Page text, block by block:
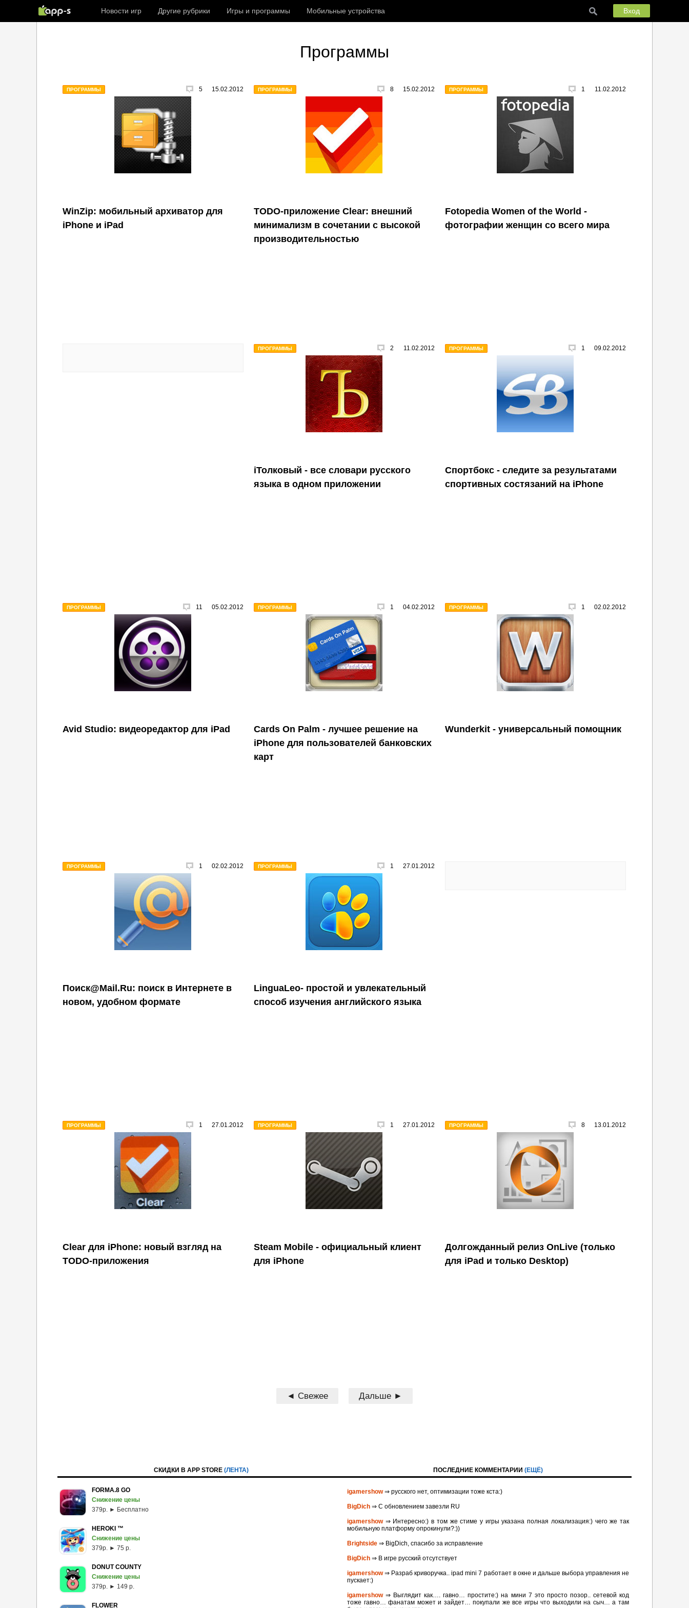
Новости игр Другие рубрики Игры и программы Мобильные устройства Вход
Программы
ПРОГРАММЫ 5 15.02.2012
WinZip: мобильный архиватор для
iPhone и iPad
ПРОГРАММЫ 8 15.02.2012
TODO-приложение Clear: внешний
минимализм в сочетании с высокой
производительностью
ПРОГРАММЫ 1 11.02.2012
Fotopedia Women of the World -
фотографии женщин со всего мира
ПРОГРАММЫ 2 11.02.2012
iТолковый - все словари русского
языка в одном приложении
ПРОГРАММЫ 1 09.02.2012
Спортбокс - следите за результатами
спортивных состязаний на iPhone
ПРОГРАММЫ 11 05.02.2012
Avid Studio: видеоредактор для iPad
ПРОГРАММЫ 1 04.02.2012
Cards On Palm - лучшее решение на
iPhone для пользователей банковских
карт
ПРОГРАММЫ 1 02.02.2012
Wunderkit - универсальный помощник
ПРОГРАММЫ 1 02.02.2012
Поиск@Mail.Ru: поиск в Интернете в
новом, удобном формате
ПРОГРАММЫ 1 27.01.2012
LinguaLeo- простой и увлекательный
способ изучения английского языка
ПРОГРАММЫ 1 27.01.2012
Clear для iPhone: новый взгляд на
TODO-приложения
ПРОГРАММЫ 1 27.01.2012
Steam Mobile - официальный клиент
для iPhone
ПРОГРАММЫ 8 13.01.2012
Долгожданный релиз OnLive (только
для iPad и только Desktop)
◄ Свежее Дальше ►
СКИДКИ В APP STORE (ЛЕНТА)
FORMA.8 GO
Снижение цены
379p. ► Бесплатно
HEROKI ™
Снижение цены
379p. ► 75 р.
DONUT COUNTY
Снижение цены
379p. ► 149 р.
FLOWER
ПОСЛЕДНИЕ КОММЕНТАРИИ (ЕЩЁ)
igamershow⇒ русского нет, оптимизации тоже кста:)
BigDich ⇒ С обновлением завезли RU
igamershow⇒ Интересно:) в том же стиме у игры указана полная локализация:) чего же так
мобильную платформу опрокинули?:))
Brightside ⇒ BigDich, спасибо за исправление
BigDich ⇒ В игре русский отсутствует
igamershow⇒ Разраб криворучка.. ipad mini 7 работает в окне и дальше выбора управления не
пускает:)
igamershow⇒ Выглядит как…. гавно… простите:) на мини 7 это просто позор.. сетевой код
тоже гавно… фанатам может и зайдет… покупали же все игры что выходили на сыч… а там